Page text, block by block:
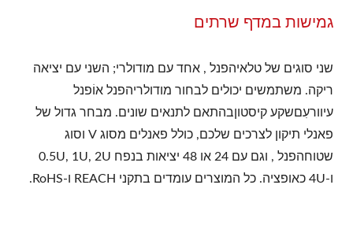
גמישות במדף שרתים
שני סוגים של טלאיהפנל , אחד עם מודולרי; השני עם יציאה
ריקה. משתמשים יכולים לבחור מודולריהפנל אוֹפנל
עיוורעִםשקע קיסטוןבהתאם לתנאים שונים. מבחר גדול של
פאנלי תיקון לצרכים שלכם, כולל פאנלים מסוג V וסוג
שטוחהפנל , וגם עם 24 או 48 יציאות בנפח 0.5U, 1U, 2U
ו-4U כאופציה. כל המוצרים עומדים בתקני REACH ו-RoHS.